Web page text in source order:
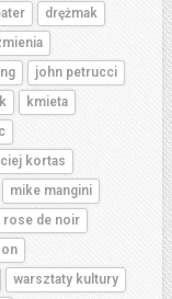
drężmak
john petrucci
kmieta
kortas
mike mangini
rose de noir
warsztaty kultury